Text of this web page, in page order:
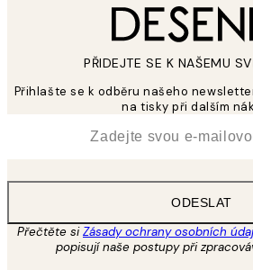
PŘIDEJTE SE K NAŠEMU
Přihlašte se k odběru našeho
na tisky při dalším
ODESLAT
Přečtěte siZásady ochrany osobních
popisují naše postupy při